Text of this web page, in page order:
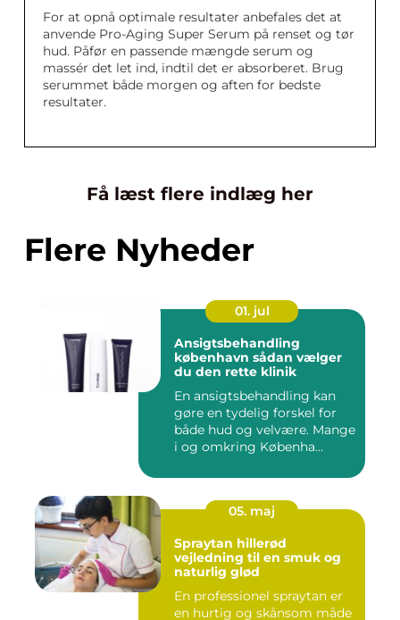
For at opnå optimale resultater anbefales det at
anvende Pro-Aging Super Serum på renset og tør
hud. Påfør en passende mængde serum og
massér det let ind, indtil det er absorberet. Brug
serummet både morgen og aften for bedste
resultater.
Få læst flere indlæg her
Flere Nyheder
01. jul
Ansigtsbehandling
københavn sådan vælger
du den rette klinik
En ansigtsbehandling kan
gøre en tydelig forskel for
både hud og velvære. Mange
i og omkring Københa...
05. maj
Spraytan hillerød
vejledning til en smuk og
naturlig glød
En professionel spraytan er
en hurtig og skånsom måde